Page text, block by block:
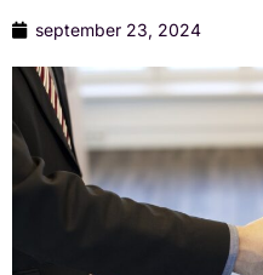
september 23, 2024